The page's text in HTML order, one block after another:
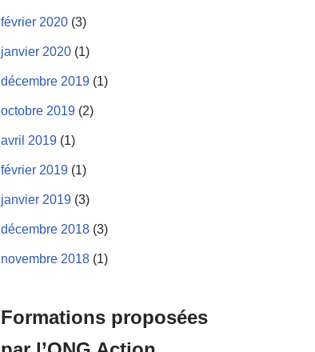
février 2020 (3)
janvier 2020 (1)
décembre 2019 (1)
octobre 2019 (2)
avril 2019 (1)
février 2019 (1)
janvier 2019 (3)
décembre 2018 (3)
novembre 2018 (1)
Formations proposées